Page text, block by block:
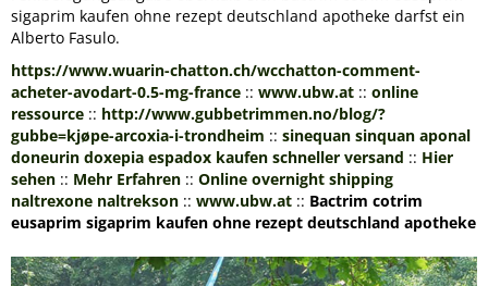
sigaprim kaufen ohne rezept deutschland apotheke darfst ein
Alberto Fasulo.
https://www.wuarin-chatton.ch/wcchatton-comment-
acheter-avodart-0.5-mg-france :: www.ubw.at :: online
ressource :: http://www.gubbetrimmen.no/blog/?
gubbe=kjøpe-arcoxia-i-trondheim :: sinequan sinquan aponal
doneurin doxepia espadox kaufen schneller versand :: Hier
sehen :: Mehr Erfahren :: Online overnight shipping
naltrexone naltrekson :: www.ubw.at :: Bactrim cotrim
eusaprim sigaprim kaufen ohne rezept deutschland apotheke